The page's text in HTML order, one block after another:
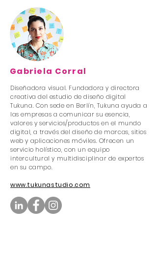
Gabriela Corral
Diseñadora visual. Fundadora y directora
creativa del estudio de diseño digital
Tukuna. Con sede en Berlín, Tukuna ayuda a
las empresas a comunicar su esencia,
valores y servicios/productos en el mundo
digital, a través del diseño de marcas, sitios
web y aplicaciones móviles. Ofrecen un
servicio holístico, con un equipo
intercultural y multidisciplinar de expertos
en su campo.
www.tukunastudio.com